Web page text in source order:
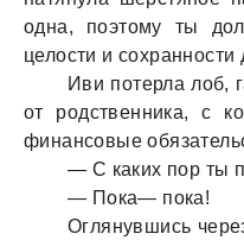
одна, поэтому ты
целости и
Иви потерла лоб,
от родственника, с
финансовые
— С каких пор ты
— Пока— пока!
Оглянувшись